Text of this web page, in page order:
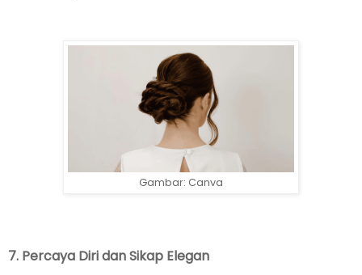
Gambar: Canva
7. Percaya Diri dan Sikap Elegan